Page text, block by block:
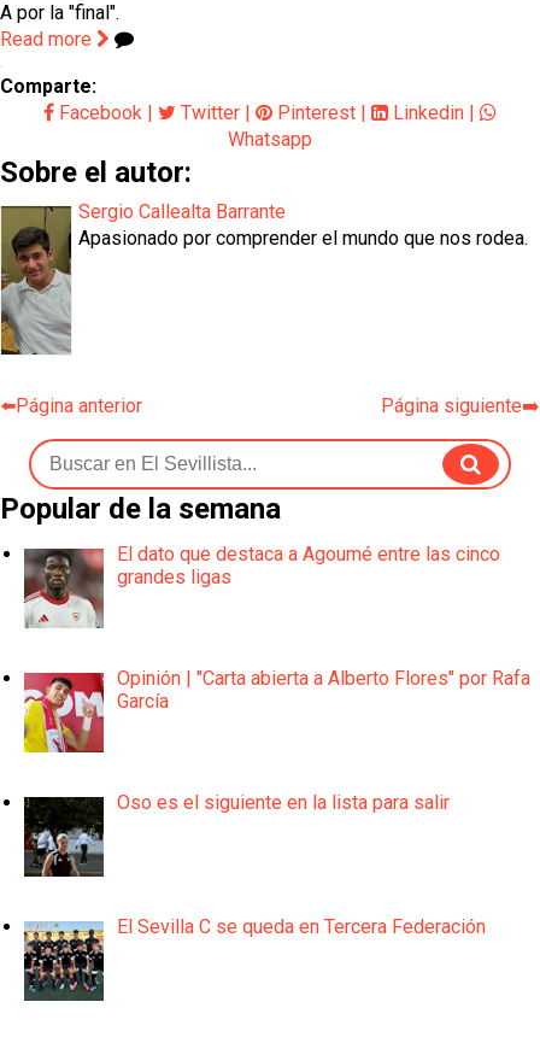
A por la "final".
Read more
Comparte:
Facebook
Twitter Pinterest Linkedin
Whatsapp
Sobre el autor:
Sergio Callealta Barrante
Apasionado por comprender el mundo que nos rodea.
⬅️Página anterior Página siguiente➡️
Popular de la semana
El dato que destaca a Agoumé entre las cinco
grandes ligas
Opinión | "Carta abierta a Alberto Flores" por Rafa
García
Oso es el siguiente en la lista para salir
El Sevilla C se queda en Tercera Federación